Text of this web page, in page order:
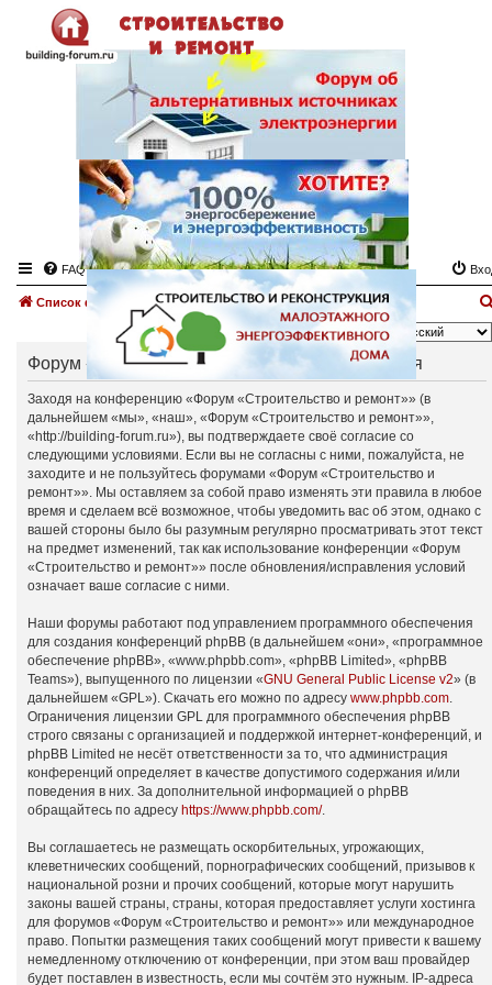
FAQ
Список форумов
Язык:
Форум «Строительство и ремонт» - Регистрация
Заходя на конференцию «Форум «Строительство и ремонт»» (в
дальнейшем «мы», «наш», «Форум «Строительство и ремонт»»,
«http://building-forum.ru»), вы подтверждаете своё согласие со
следующими условиями. Если вы не согласны с ними, пожалуйста, не
заходите и не пользуйтесь форумами «Форум «Строительство и
ремонт»». Мы оставляем за собой право изменять эти правила в любое
время и сделаем всё возможное, чтобы уведомить вас об этом, однако с
вашей стороны было бы разумным регулярно просматривать этот текст
на предмет изменений, так как использование конференции «Форум
«Строительство и ремонт»» после обновления/исправления условий
означает ваше согласие с ними.
Наши форумы работают под управлением программного обеспечения
для создания конференций phpBB (в дальнейшем «они», «программное
обеспечение phpBB», «www.phpbb.com», «phpBB Limited», «phpBB
Teams»), выпущенного по лицензии «GNU General Public License v2» (в
дальнейшем «GPL»). Скачать его можно по адресу www.phpbb.com.
Ограничения лицензии GPL для программного обеспечения phpBB
строго связаны с организацией и поддержкой интернет-конференций, и
phpBB Limited не несёт ответственности за то, что администрация
конференций определяет в качестве допустимого содержания и/или
поведения в них. За дополнительной информацией о phpBB
обращайтесь по адресу https://www.phpbb.com/.
Вы соглашаетесь не размещать оскорбительных, угрожающих,
клеветнических сообщений, порнографических сообщений, призывов к
национальной розни и прочих сообщений, которые могут нарушить
законы вашей страны, страны, которая предоставляет услуги хостинга
для форумов «Форум «Строительство и ремонт»» или международное
право. Попытки размещения таких сообщений могут привести к вашему
немедленному отключению от конференции, при этом ваш провайдер
будет поставлен в известность, если мы сочтём это нужным. IP-адреса